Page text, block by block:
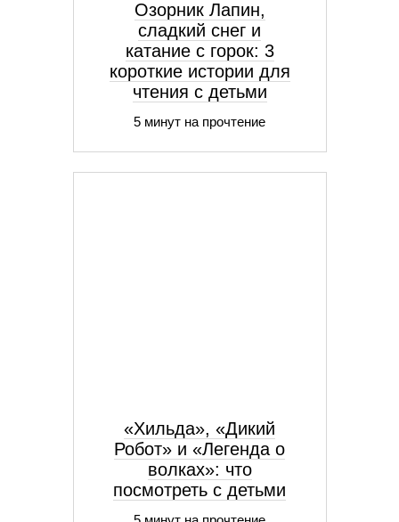
Озорник Лапин,
сладкий снег и
катание с горок: 3
короткие истории для
чтения с детьми
5 минут на прочтение
«Хильда», «Дикий
Робот» и «Легенда о
волках»: что
посмотреть с детьми